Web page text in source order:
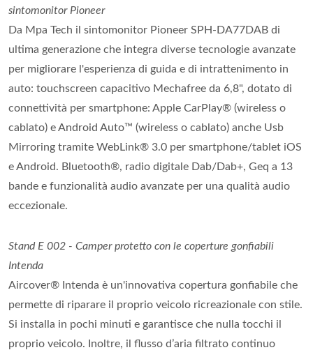
sintomonitor Pioneer
Da Mpa Tech il sintomonitor Pioneer SPH-DA77DAB di
ultima generazione che integra diverse tecnologie avanzate
per migliorare l'esperienza di guida e di intrattenimento in
auto: touchscreen capacitivo Mechafree da 6,8", dotato di
connettività per smartphone: Apple CarPlay® (wireless o
cablato) e Android Auto™ (wireless o cablato) anche Usb
Mirroring tramite WebLink® 3.0 per smartphone/tablet iOS
e Android. Bluetooth®, radio digitale Dab/Dab+, Geq a 13
bande e funzionalità audio avanzate per una qualità audio
eccezionale.
Stand E 002 - Camper protetto con le coperture gonfiabili
Intenda
Aircover® Intenda è un'innovativa copertura gonfiabile che
permette di riparare il proprio veicolo ricreazionale con stile.
Si installa in pochi minuti e garantisce che nulla tocchi il
proprio veicolo. Inoltre, il flusso d’aria filtrato continuo